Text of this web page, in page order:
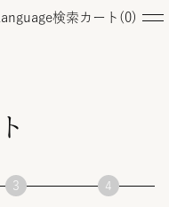
検索 カート( 0)